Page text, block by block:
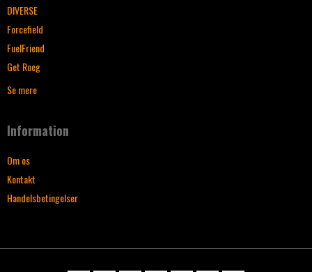
DIVERSE
Forcefield
FuelFriend
Get Roeg
Se mere
Information
Om os
Kontakt
Handelsbetingelser